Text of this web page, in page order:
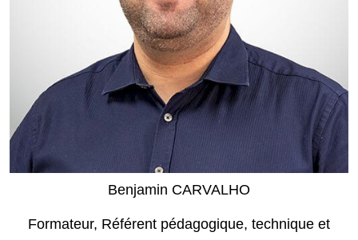
Benjamin CARVALHO
Formateur, Référent pédagogique, technique et